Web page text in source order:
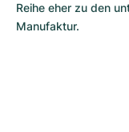
Reihe eher zu den
Manufaktur.